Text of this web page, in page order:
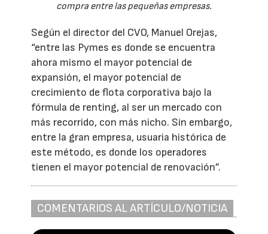
compra entre las pequeñas empresas.
Según el director del CVO, Manuel Orejas,
“entre las Pymes es donde se encuentra
ahora mismo el mayor potencial de
expansión, el mayor potencial de
crecimiento de flota corporativa bajo la
fórmula de renting, al ser un mercado con
más recorrido, con más nicho. Sin embargo,
entre la gran empresa, usuaria histórica de
este método, es donde los operadores
tienen el mayor potencial de renovación”.
COMENTARIOS AL ARTÍCULO/NOTICIA